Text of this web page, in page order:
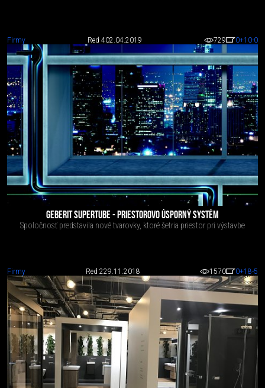
Firmy Red 402.04.2019 729 0+10-0
GEBERIT SUPERTUBE - PRIESTOROVO ÚSPORNÝ SYSTÉM
Spoločnosť predstavila nové tvarovky, ktoré šetria priestor pri výstavbe
Firmy Red 229.11.2018 1570 0+18-5